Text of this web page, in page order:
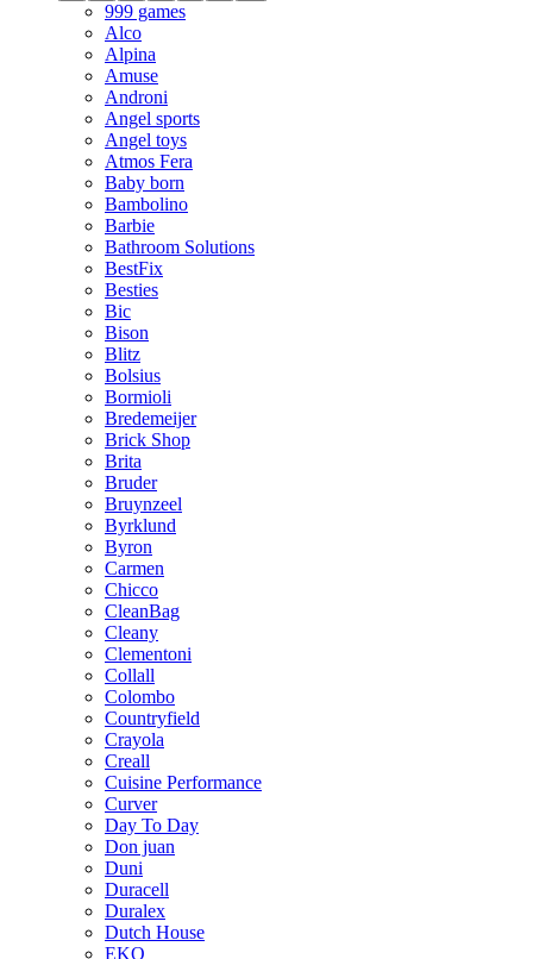
999 games
Alco
Alpina
Amuse
Androni
Angel sports
Angel toys
Atmos Fera
Baby born
Bambolino
Barbie
Bathroom Solutions
BestFix
Besties
Bic
Bison
Blitz
Bolsius
Bormioli
Bredemeijer
Brick Shop
Brita
Bruder
Bruynzeel
Byrklund
Byron
Carmen
Chicco
CleanBag
Cleany
Clementoni
Collall
Colombo
Countryfield
Crayola
Creall
Cuisine Performance
Curver
Day To Day
Don juan
Duni
Duracell
Duralex
Dutch House
EKO